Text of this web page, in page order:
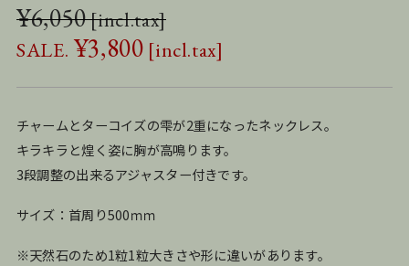
¥6,050
¥3,800
チャームとターコイズの雫が2重になったネックレス。
キラキラと煌く姿に胸が高鳴ります。
3段調整の出来るアジャスター付きです。
サイズ：首周り500ｍｍ
※天然石のため1粒1粒大きさや形に違いがあります。